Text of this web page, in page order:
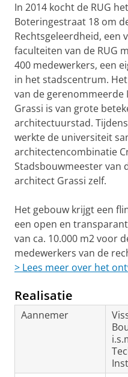
In 2014 kocht de RUG
Boteringestraat 18 om
Rechtsgeleerdheid, een
faculteiten van de RUG
400 medewerkers, een
in het stadscentrum.
van de
Grassi is van grote
architectuurstad.
werkte de universiteit
architectencombinatie
Stadsbouwmeester van
architect Grassi zelf.
Het gebouw krijgt een
een open en
van ca. 10.000 m2 voor
medewerkers van de
> Lees meer over het
Realisatie
Aannemer